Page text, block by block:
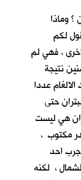
وماذا
لكم
، فهي لم
نتيجة
عددا
حتى
هي ليست
مكتوب ،
احد
، لكنه